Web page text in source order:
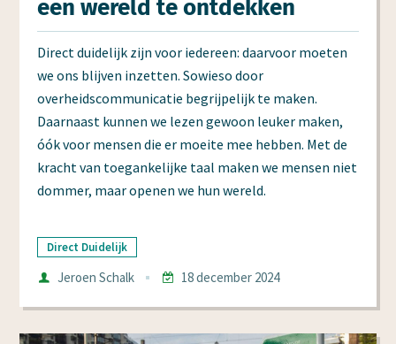
een wereld te ont­dekken
Direct duidelijk zijn voor iedereen: daarvoor moeten
we ons blijven inzetten. Sowieso door
overheidscommunicatie begrijpelijk te maken.
Daarnaast kunnen we lezen gewoon leuker maken,
óók voor mensen die er moeite mee hebben. Met de
kracht van toegankelijke taal maken we mensen niet
dommer, maar openen we hun wereld.
Direct Duidelijk
AuteurJeroen Schalk
18 december 2024